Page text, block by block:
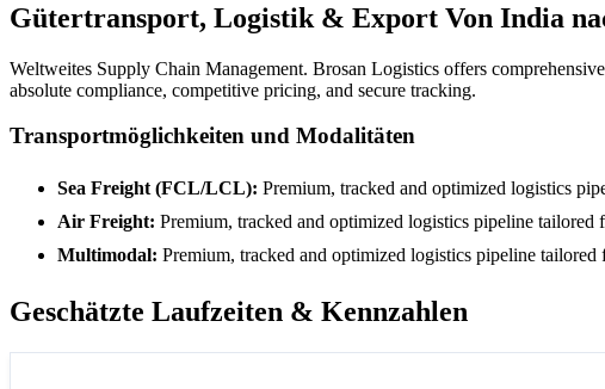
Gütertransport, Logistik & Export Von India
Weltweites Supply Chain Management. Brosan Logistics offers
absolute compliance, competitive pricing, and secure tracking.
Transportmöglichkeiten und Modalitäten
Sea Freight (FCL/LCL): Premium, tracked and optimized logistics
Air Freight: Premium, tracked and optimized logistics pipeline tailored
Multimodal: Premium, tracked and optimized logistics pipeline tailored
Geschätzte Laufzeiten & Kennzahlen